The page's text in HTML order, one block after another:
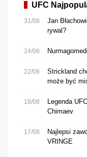
UFC
31/08
Jan
rywal?
24/08
22/08
Strickland
może być
18/08
Legenda
Chimaev
17/08
Najlepsi
VRINGE